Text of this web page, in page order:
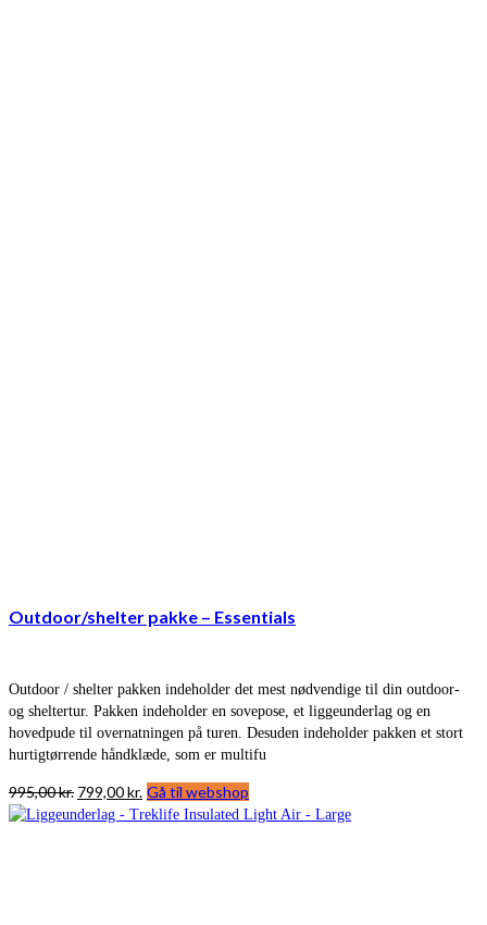
Outdoor/shelter pakke – Essentials
Outdoor / shelter pakken indeholder det mest nødvendige til din outdoor-
og sheltertur. Pakken indeholder en sovepose, et liggeunderlag og en
hovedpude til overnatningen på turen. Desuden indeholder pakken et stort
hurtigtørrende håndklæde, som er multifu
995,00kr. Den
oprindelige
799,00kr. Den
aktuelle
Gå til webshop